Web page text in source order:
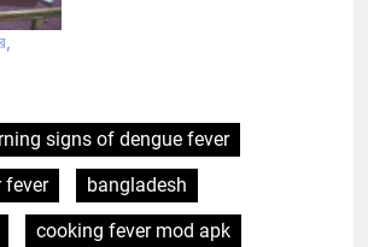
signs of dengue fever
fever
bangladesh
cooking fever mod apk